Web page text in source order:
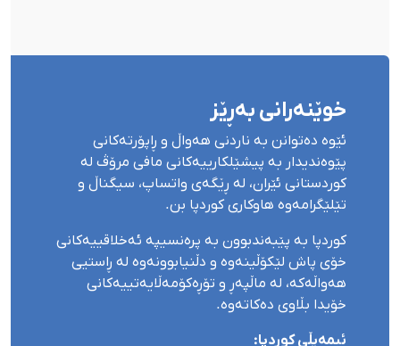
خوێنەرانی بەڕێز
ئێوە دەتوانن بە ناردنی هەواڵ و ڕاپۆرتەکانی
پێوەندیدار بە پیشێلکارییەکانی مافی مرۆڤ لە
کوردستانی ئێران، لە ڕێگەی واتساپ، سیگناڵ و
تێلێگرامەوە هاوکاری کوردپا بن.
کوردپا بە پێبەندبوون بە پرەنسیپە ئەخلاقییەکانی
خۆی پاش لێکۆڵینەوە و دڵنیابوونەوە لە ڕاستیی
هەواڵەکە، لە ماڵپەڕ و تۆڕەکۆمەڵایەتییەکانی
خۆیدا بڵاوی دەکاتەوە.
ئیمەیڵی کوردپا: